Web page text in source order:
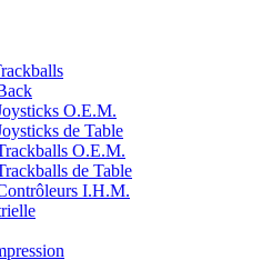
O.E.M.
de Table
O.E.M.
de Table
I.H.M.